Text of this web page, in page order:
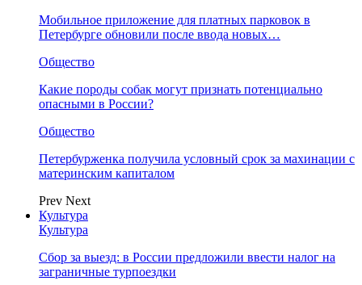
Мобильное приложение для платных парковок в
Петербурге обновили после ввода новых…
Общество
Какие породы собак могут признать потенциально
опасными в России?
Общество
Петербурженка получила условный срок за махинации с
материнским капиталом
Prev Next
Культура
Культура
Сбор за выезд: в России предложили ввести налог на
заграничные турпоездки